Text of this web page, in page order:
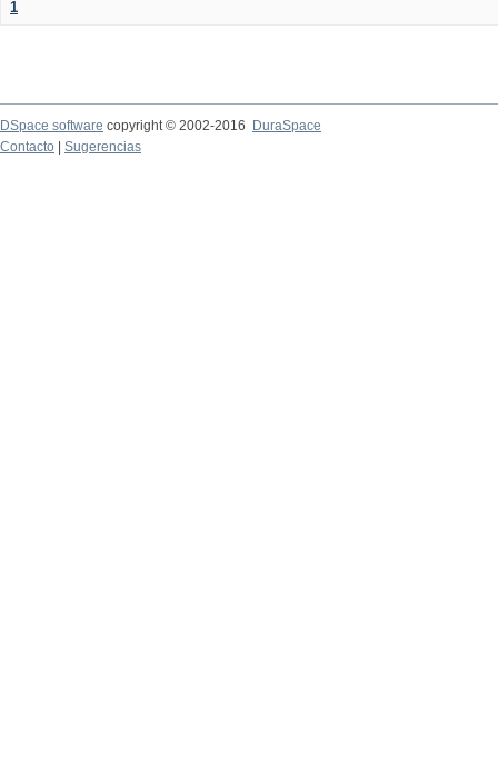
1
DSpace software copyright © 2002-2016
DuraSpace
Contacto
Sugerencias